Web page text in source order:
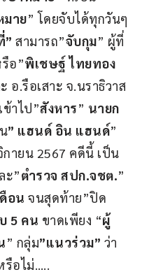
มาย” โดยจับได้ทุกวันๆ
” สามารถ”จับกุม” ผู้ที่
อ”พิเชษฐ์ ไทยทอง
อ.รือเสาะ จ.นราธิวาส
ข้าไป”สังหาร” นายก
” แฮนด์ อิน แฮนด์”
ายน 2567 คดีนี้ เป็น
ะ”ตำรวจ สปก.จชต.”
อน จนสุดท้าย”ปิด
5 คน ขาดเพียง “ผู้
” กลุ่ม”แนวร่วม” ว่า
รือไม่…..